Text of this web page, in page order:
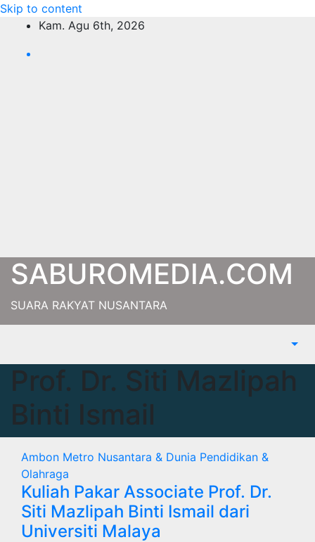
Skip to content
Kam. Agu 6th, 2026
SABUROMEDIA.COM
SUARA RAKYAT NUSANTARA
Prof. Dr. Siti Mazlipah
Binti Ismail
Ambon Metro Nusantara & Dunia Pendidikan &
Olahraga
Kuliah Pakar Associate Prof. Dr.
Siti Mazlipah Binti Ismail dari
Universiti Malaya